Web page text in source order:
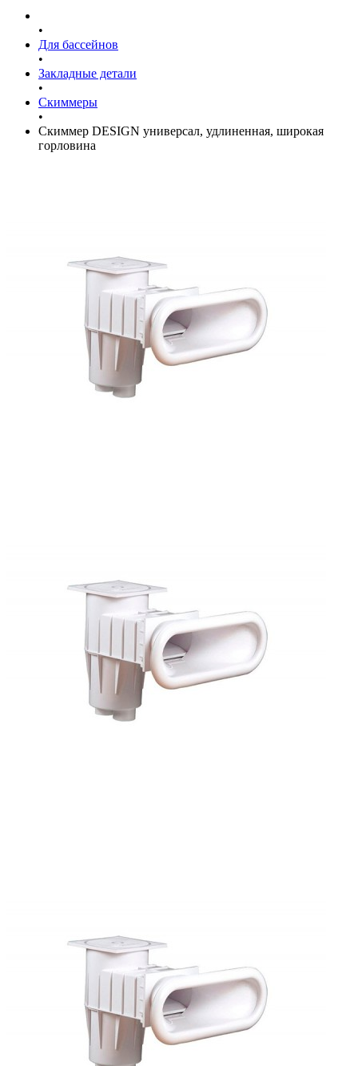
•
Для бассейнов
•
Закладные детали
•
Скиммеры
•
Скиммер DESIGN универсал, удлиненная, широкая
горловина